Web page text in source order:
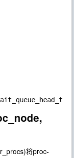
将proc-